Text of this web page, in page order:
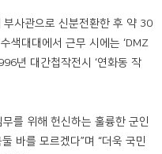
사관으로 신분전환한 후 약 30
색대대에서 근무 시에는 ‘DMZ
년 대간첩작전시 ‘연화동 작
를 위해 헌신하는 훌륭한 군인
바를 모르겠다”며 “더욱 국민